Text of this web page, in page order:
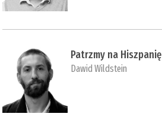
Patrzmy na Hiszpanię
Dawid Wildstein